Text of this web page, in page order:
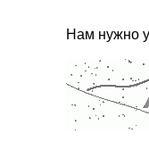
Нам нужно